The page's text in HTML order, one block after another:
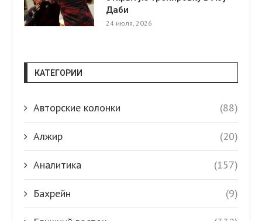
Даби
24 июля, 2026
КАТЕГОРИИ
Авторские колонки (88)
Алжир (20)
Аналитика (157)
Бахрейн (9)